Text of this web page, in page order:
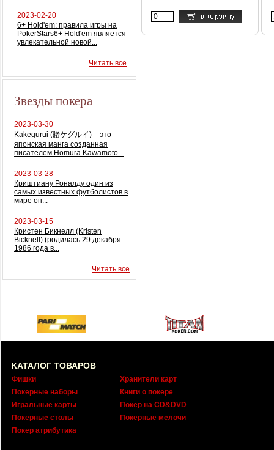
2023-02-20
6+ Hold'em: правила игры на
PokerStars6+ Hold'em является
увлекательной новой...
Читать все
Звезды покера
2023-03-30
Kakegurui (賭ケグルイ) – это
японская манга созданная
писателем Homura Kawamoto...
2023-03-28
Криштиану Роналду один из
самых известных футболистов в
мире он...
2023-03-15
Кристен Бикнелл (Kristen
Bicknell) (родилась 29 декабря
1986 года в...
Читать все
КАТАЛОГ ТОВАРОВ
Фишки
Покерные наборы
Игральные карты
Покерные столы
Покер атрибутика
Хранители карт
Книги о покере
Покер на CD&DVD
Покерные мелочи